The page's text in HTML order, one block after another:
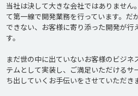
当社は決して大きな会社ではありません
て第一線で開発業務を行っています。だ
できない、お客様に寄り添った開発が行
す。
まだ世の中に出ていないお客様のビジネ
テムとして実装し、ご満足いただけるサ
ち出していくお手伝いをさせていただき